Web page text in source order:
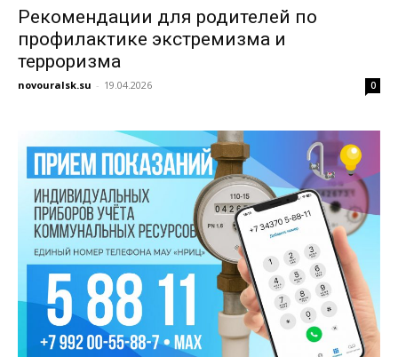
Рекомендации для родителей по
профилактике экстремизма и
терроризма
novouralsk.su - 19.04.2026 0